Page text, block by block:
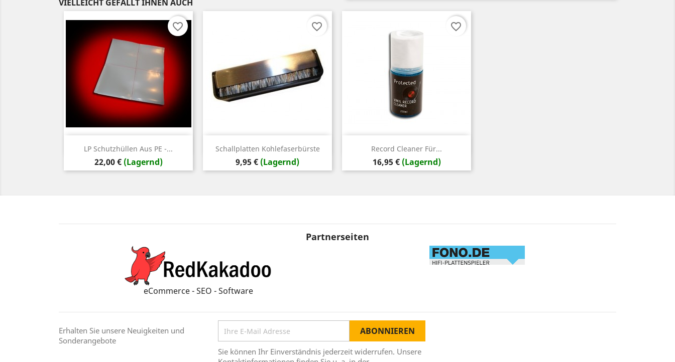
VIELLEICHT GEFÄLLT IHNEN AUCH
LP Schutzhüllen Aus PE -...
Preis
22,00 € (Lagernd)
Vorschau
favorite_border
Schallplatten Kohlefaserbürste
Preis
9,95 € (Lagernd)
Vorschau
favorite_border
Record Cleaner Für...
Preis
16,95 € (Lagernd)
Vorschau
favorite_border
Partnerseiten
eCommerce - SEO - Software
Erhalten Sie unsere Neuigkeiten und
Sonderangebote
Sie können Ihr Einverständnis jederzeit widerrufen. Unsere